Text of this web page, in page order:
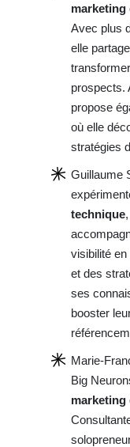
marketing
Avec plus
elle
prospects.
propose
où elle
stratégies
Guillaume
technique
visibilité
et des
ses
booster
Marie-
Big
marketing